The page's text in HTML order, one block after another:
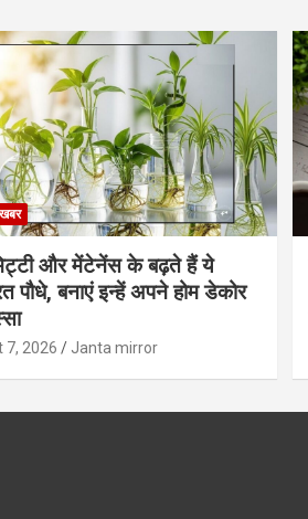
और मेंटेनेंस के बढ़ते हैं ये
पौधे, बनाएं इन्‍हें अपने होम डेकोर
7, 2026 Janta mirror